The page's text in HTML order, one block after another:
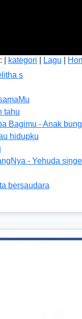
| kategori Lagu
s
tahu
Bagimu - Anak
hidupku
- Yehuda
bersaudara